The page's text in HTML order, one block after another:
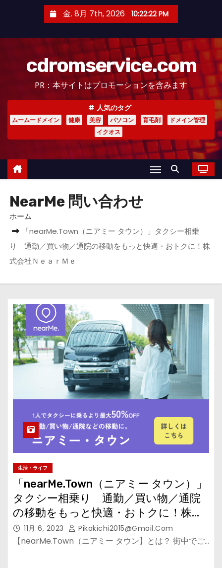
金. 8月 7th, 2026 10:22:22 PM
cdromservice.com
PR：本サイトはプロモーションを含みます
人気のタグ
ムームードメイン 健康 美容 パソコン 育毛剤
ドメイン管理
イクオス
NearMe 問い合わせ
ホーム
「nearMe.Town（ニアミー タウン）」タクシー相乗
り 通勤／買い物／通院の移動をもっと快適・おトクに！株
式会社ＮｅａｒＭｅ
生活・ライフ
「nearMe.Town（ニアミー タウン）」
タクシー相乗り 通勤／買い物／通院
の移動をもっと快適・おトクに！株式
会社ＮｅａｒＭｅ
11月 6, 2023 Pikakichi2015@gmail.com
【nearMe.Town（ニアミー タウン】とは？ 街中でご…